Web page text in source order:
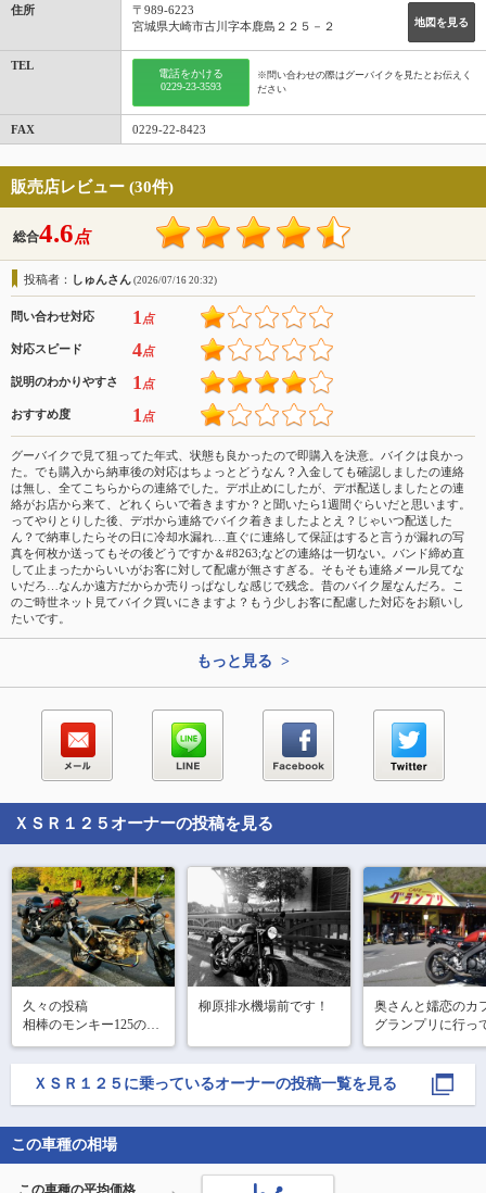
住所
地図を見る
〒989-6223
宮城県大崎市古川字本鹿島２２５－２
TEL
電話をかける
0229-23-3593
※問い合わせの際はグーバイクを見たとお伝えく
ださい
FAX 0229-22-8423
販売店レビュー (30件)
総合4.6点
投稿者： しゅんさん (2026/07/16 20:32)
問い合わせ対応 1 点
対応スピード 4点
説明のわかりやすさ 1 点
おすすめ度 1 点
グーバイクで見て狙ってた年式、状態も良かったので即購入を決意。バイクは良かっ
た。でも購入から納車後の対応はちょっとどうなん？入金しても確認しましたの連絡
は無し、全てこちらからの連絡でした。デポ止めにしたが、デポ配送しましたとの連
絡がお店から来て、どれくらいで着きますか？と聞いたら1週間ぐらいだと思います。
ってやりとりした後、デポから連絡でバイク着きましたよとえ？じゃいつ配送した
ん？で納車したらその日に冷却水漏れ…直ぐに連絡して保証はすると言うが漏れの写
真を何枚か送ってもその後どうですか＆#8263;などの連絡は一切ない。バンド締め直
して止まったからいいがお客に対して配慮が無さすぎる。そもそも連絡メール見てな
いだろ…なんか遠方だからか売りっぱなしな感じで残念。昔のバイク屋なんだろ。こ
のご時世ネット見てバイク買いにきますよ？もう少しお客に配慮した対応をお願いし
たいです。
もっと見る >
ＸＳＲ１２５ オーナーの投稿を見る
久々の投稿
相棒のモンキー125のカ
スタムをしたので試運
転ついでに大崎の鼻へ
ツーリング。
が今となってはスゴい
カスタムを施している
柳原排水機場前です！
奥さんと嬬恋のカ
グランプリに行っ
ました
今期お初です。過
よりお客さんが多
注文してから1時
ＸＳＲ１２５ に乗っているオーナーの投稿一覧を見る
この車種の相場
この車種の平均価格